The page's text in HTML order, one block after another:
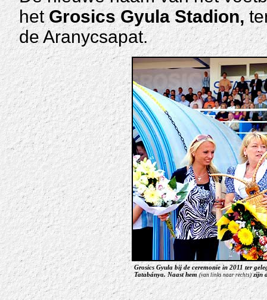
hetGrosics Gyula Stadion,
de Aranycsapat.
Grosics Gyula bij de ceremonie in 2011 ter
Tatabánya. Naast hem (van links naar rechts)zijn